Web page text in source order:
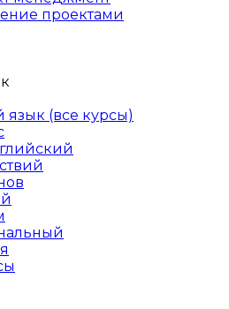
проектами
(все курсы)